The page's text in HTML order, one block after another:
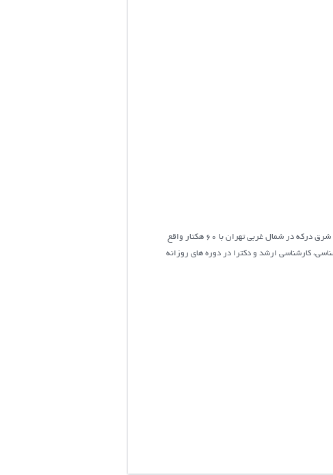
دانشگاه شهید بهشتی که در بهمن ماه سال 1338 تأسيس شده، یکی از دانشگاه‌های دولتی ایران است که در منطقهٔ اوین، غرب ولنجک و شرق درکه در شمال غربی تهران با 60 هکتار واقع
می باشد.این دانشگاه در مقاطع کارشناسی، کارشناسی ارشد و دکترا در دوره های روزانه